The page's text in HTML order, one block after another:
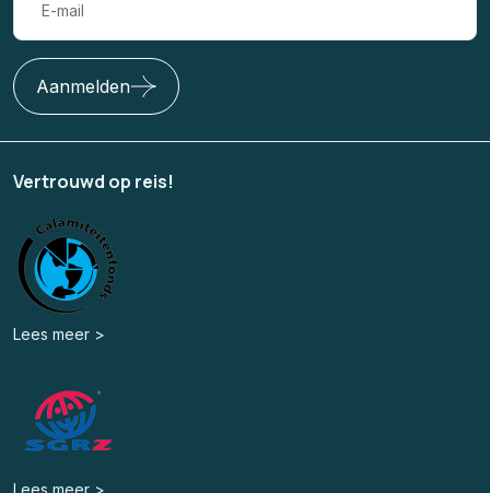
Aanmelden
Vertrouwd op reis!
Lees meer >
Lees meer >